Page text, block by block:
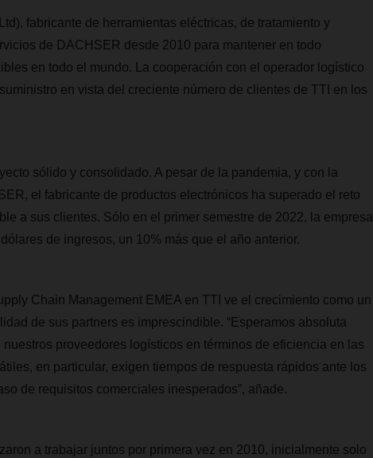
fabricante de herramientas eléctricas, de tratamiento y
de DACHSER desde 2010 para mantener en todo
en todo el mundo. La cooperación con el operador logístico
en vista del creciente número de clientes de TTI en los
sólido y consolidado. A pesar de la pandemia, y con la
el fabricante de productos electrónicos ha superado el reto
a sus clientes. Sólo en el primer semestre de 2022, la empresa
de ingresos, un 10% más que el año anterior.
Chain Management EMEA en TTI ve el crecimiento como un
de sus partners es imprescindible. “Esperamos absoluta
proveedores logísticos en términos de eficiencia en las
en particular, exigen tiempos de respuesta rápidos ante los
de requisitos comerciales inesperados”, añade.
a trabajar juntos por primera vez en 2010, inicialmente solo